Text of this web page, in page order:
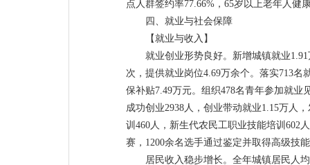
点人群签约率77.66%，65岁以上老年人健
四、就业与社会保障
【就业与收入】
就业创业形势良好。新增城镇就业
次，提供就业岗位4.69万余个。落实713
保补贴7.49万元。组织478名青年参加就业
成功创业2938人，创业带动就业1.15万人
训460人，新生代农民工职业技能培训602
赛，1200余名选手通过鉴定并取得高级技
居民收入稳步增长。全年城镇居民人